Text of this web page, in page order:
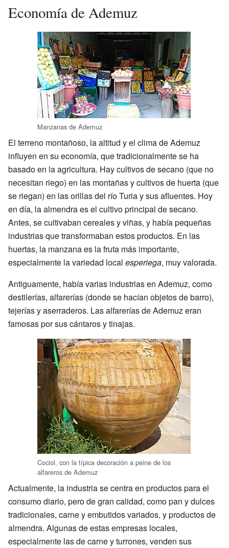
Economía de Ademuz
Manzanas de Ademuz
El terreno montañoso, la altitud y el clima de Ademuz
influyen en su economía, que tradicionalmente se ha
basado en la agricultura. Hay cultivos de secano (que no
necesitan riego) en las montañas y cultivos de huerta (que
se riegan) en las orillas del río Turia y sus afluentes. Hoy
en día, la almendra es el cultivo principal de secano.
Antes, se cultivaban cereales y viñas, y había pequeñas
industrias que transformaban estos productos. En las
huertas, la manzana es la fruta más importante,
especialmente la variedad local esperiega, muy valorada.
Antiguamente, había varias industrias en Ademuz, como
destilerías, alfarerías (donde se hacían objetos de barro),
tejerías y aserraderos. Las alfarerías de Ademuz eran
famosas por sus cántaros y tinajas.
Cociol, con la típica decoración a peine de los
alfareros de Ademuz
Actualmente, la industria se centra en productos para el
consumo diario, pero de gran calidad, como pan y dulces
tradicionales, carne y embutidos variados, y productos de
almendra. Algunas de estas empresas locales,
especialmente las de carne y turrones, venden sus